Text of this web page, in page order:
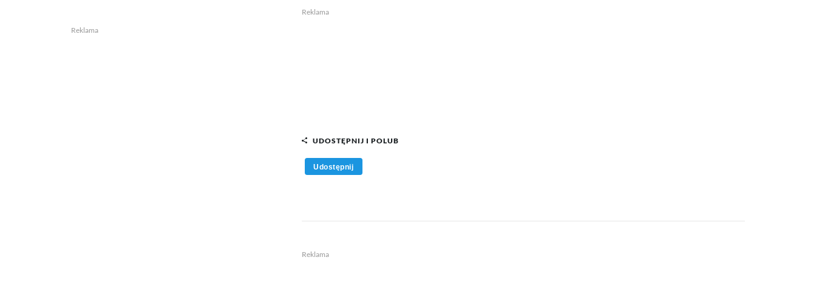
Reklama
UDOSTĘPNIJ I POLUB
Udostępnij
Reklama
Reklama